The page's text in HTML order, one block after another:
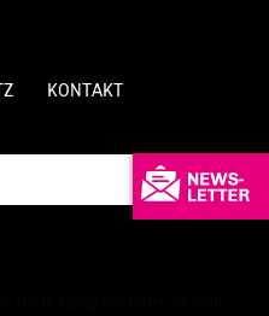
KONTAKT
zur Nutzung der Daten im Sinn